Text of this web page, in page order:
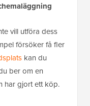
vill utföra dess
försöker få fler
kan du
ber om en
har gjort ett köp.